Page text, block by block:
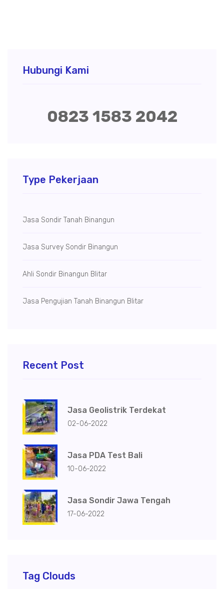
Hubungi Kami
0823 1583 2042
Type Pekerjaan
Jasa Sondir Tanah Binangun
Jasa Survey Sondir Binangun
Ahli Sondir Binangun Blitar
Jasa Pengujian Tanah Binangun Blitar
Recent Post
Jasa Geolistrik Terdekat
02-06-2022
Jasa PDA Test Bali
10-06-2022
Jasa Sondir Jawa Tengah
17-06-2022
Tag Clouds